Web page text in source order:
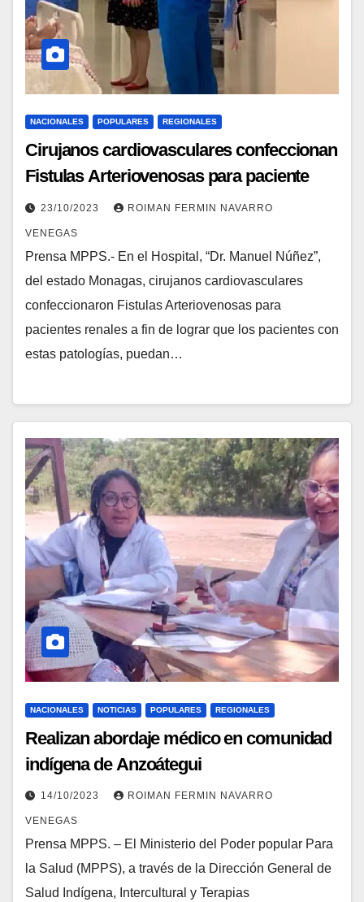
NACIONALES POPULARES REGIONALES
Cirujanos cardiovasculares confeccionan
Fistulas Arteriovenosas para paciente
renales en Monagas
23/10/2023 ROIMAN FERMIN NAVARRO
VENEGAS
Prensa MPPS.- En el Hospital, “Dr. Manuel Núñez”,
del estado Monagas, cirujanos cardiovasculares
confeccionaron Fistulas Arteriovenosas para
pacientes renales a fin de lograr que los pacientes con
estas patologías, puedan…
NACIONALES NOTICIAS POPULARES REGIONALES
Realizan abordaje médico en comunidad
indígena de Anzoátegui
14/10/2023 ROIMAN FERMIN NAVARRO
VENEGAS
Prensa MPPS. – El Ministerio del Poder popular Para
la Salud (MPPS), a través de la Dirección General de
Salud Indígena, Intercultural y Terapias